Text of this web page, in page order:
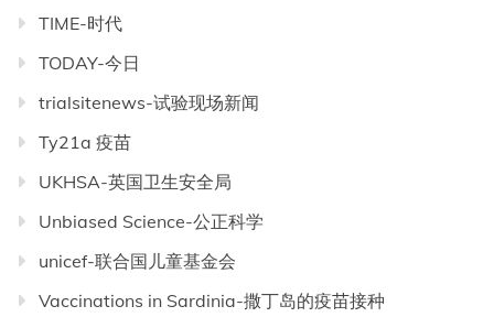
TIME-时代
TODAY-今日
trialsitenews-试验现场新闻
Ty21a 疫苗
UKHSA-英国卫生安全局
Unbiased Science-公正科学
unicef-联合国儿童基金会
Vaccinations in Sardinia-撒丁岛的疫苗接种